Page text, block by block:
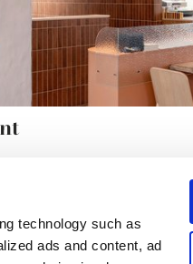
technology such as
ads and content, ad
Area legale